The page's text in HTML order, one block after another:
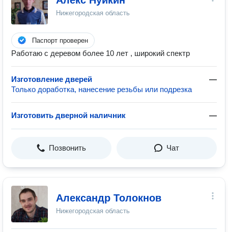
Нижегородская область
Паспорт проверен
Работаю с деревом более 10 лет , широкий спектр
Изготовление дверей
—
Только доработка, нанесение резьбы или подрезка
Изготовить дверной наличник —
Позвонить Чат
Александр Толокнов
Нижегородская область